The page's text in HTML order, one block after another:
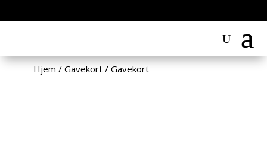
Hjem / Gavekort / Gavekort